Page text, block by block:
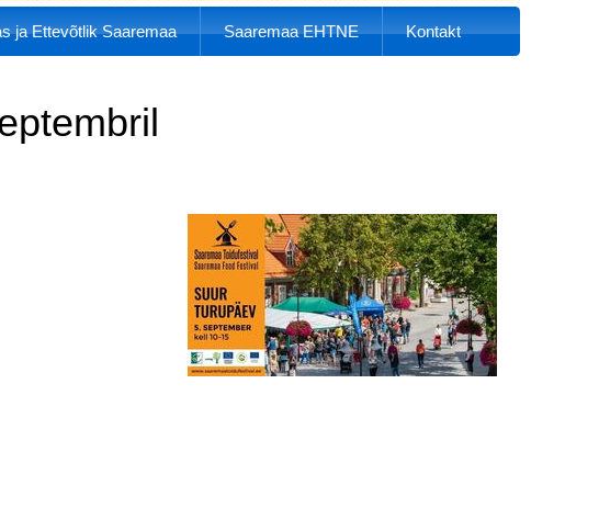
ja Ettevõtlik Saaremaa Saaremaa EHTNE Kontakt